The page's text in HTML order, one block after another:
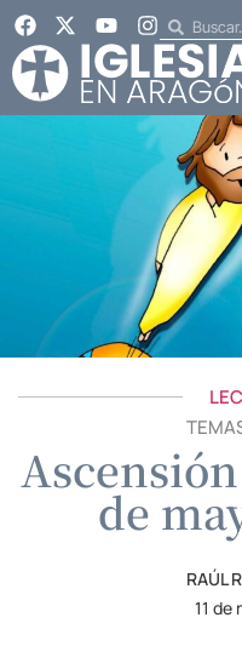
de
RAÚL
11 de